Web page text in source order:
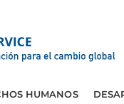
HUMANOS